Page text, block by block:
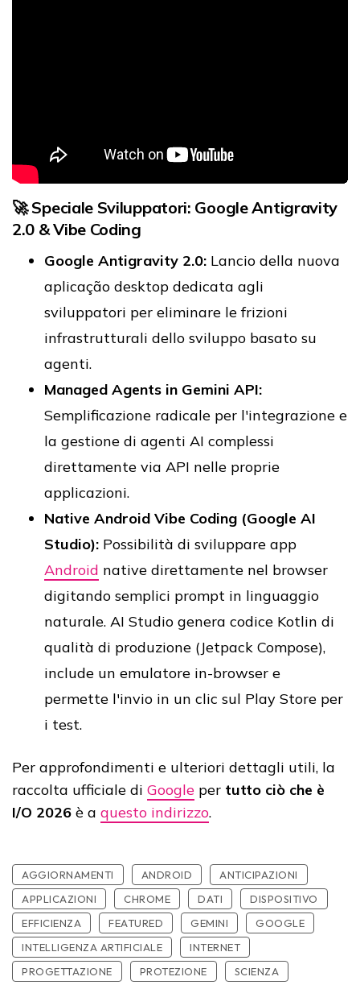
🚀 Speciale Sviluppatori: Google Antigravity
2.0 & Vibe Coding
Google Antigravity 2.0: Lancio della nuova
aplicação desktop dedicata agli
sviluppatori per eliminare le frizioni
infrastrutturali dello sviluppo basato su
agenti.
Managed Agents in Gemini API:
Semplificazione radicale per l'integrazione e
la gestione di agenti AI complessi
direttamente via API nelle proprie
applicazioni.
Native Android Vibe Coding (Google AI
Studio): Possibilità di sviluppare app
Android native direttamente nel browser
digitando semplici prompt in linguaggio
naturale. AI Studio genera codice Kotlin di
qualità di produzione (Jetpack Compose),
include un emulatore in-browser e
permette l'invio in un clic sul Play Store per
i test.
Per approfondimenti e ulteriori dettagli utili, la
raccolta ufficiale di Google per tutto ciò che è
I/O 2026 è a questo indirizzo.
AGGIORNAMENTI ANDROID
ANTICIPAZIONI
APPLICAZIONI
CHROME DATI
DISPOSITIVO
EFFICIENZA
FEATURED GEMINI
GOOGLE
INTELLIGENZA ARTIFICIALE
INTERNET
PROGETTAZIONE
PROTEZIONE SCIENZA